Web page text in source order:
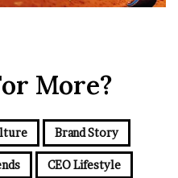
More?
Brand Story
CEO Lifestyle